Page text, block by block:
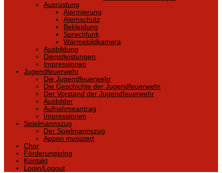
Ausrüstung
Alarmierung
Atemschutz
Bekleidung
Sprechfunk
Wärmebildkamera
Ausbildung
Dienstleistungen
Impressionen
Jugendfeuerwehr
Die Jugendfeuerwehr
Die Geschichte der Jugendfeuerwehr
Der Vorstand der Jugendfeuerwehr
Ausbilder
Aufnahmeantrag
Impressionen
Spielmannszug
Der Spielmannszug
Appen musiziert
Chor
Förderungsring
Kontakt
Login/Logout